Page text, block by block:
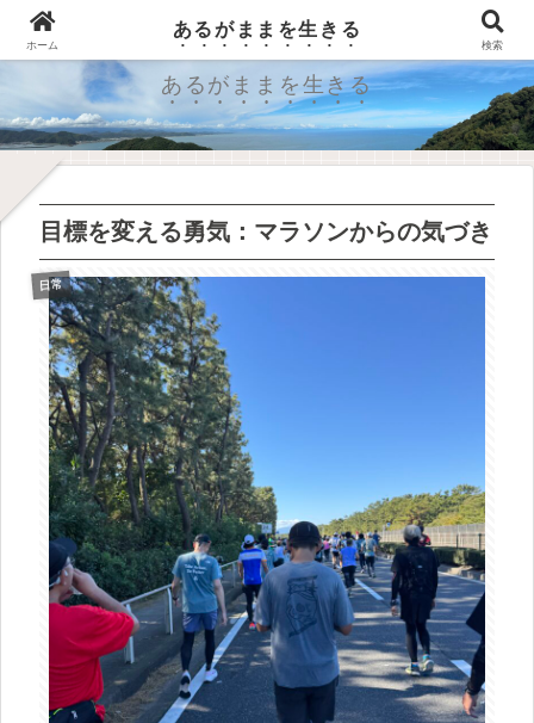
森田療法で学ぶ、心の平穏を得る方法
あるがままを生きる
目標を変える勇気：マラソンからの気づき
日常
ホーム
あるがままを生きる
検索